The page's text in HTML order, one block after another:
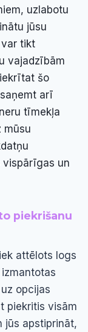
uzlabotu
jūsu
tikt
vajadzībām
šo
arī
tīmekļa
mūsu
vispārīgas un
piekrišanu
attēlots logs
opcijas
piekritis visām
jūs apstiprināt,